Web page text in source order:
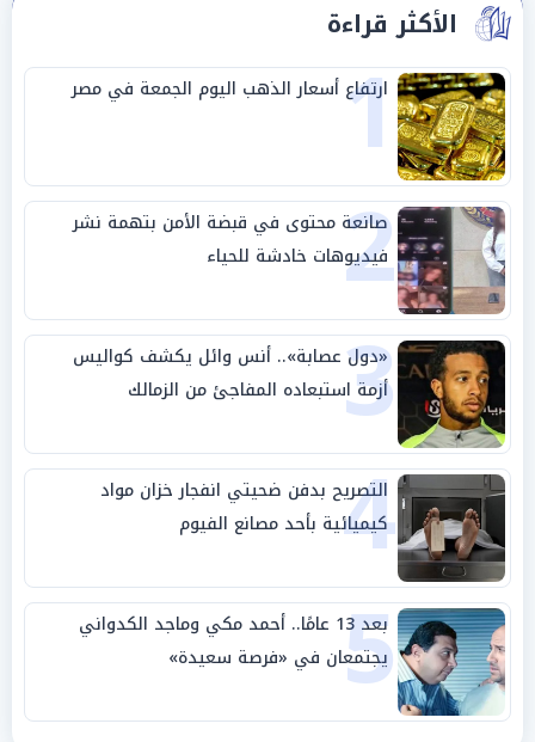
الأكثر قراءة
1
ارتفاع أسعار الذهب اليوم الجمعة في مصر
2
صانعة محتوى في قبضة الأمن بتهمة نشر
فيديوهات خادشة للحياء
3
«دول عصابة».. أنس وائل يكشف كواليس
أزمة استبعاده المفاجئ من الزمالك
4
التصريح بدفن ضحيتي انفجار خزان مواد
كيميائية بأحد مصانع الفيوم
5 بعد 13 عامًا.. أحمد مكي وماجد الكدواني
يجتمعان في «فرصة سعيدة»